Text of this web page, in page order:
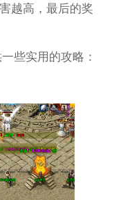
越高，最后的奖
些实用的攻略：